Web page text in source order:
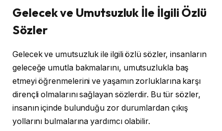
Gelecek ve Umutsuzluk İle İlgili Özlü
Sözler
Gelecek ve umutsuzluk ile ilgili özlü sözler, insanların
geleceğe umutla bakmalarını, umutsuzlukla baş
etmeyi öğrenmelerini ve yaşamın zorluklarına karşı
dirençli olmalarını sağlayan sözlerdir. Bu tür sözler,
insanın içinde bulunduğu zor durumlardan çıkış
yollarını bulmalarına yardımcı olabilir.